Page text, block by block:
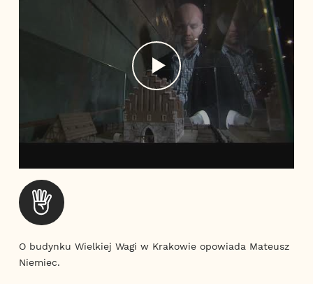
O budynku Wielkiej Wagi w Krakowie opowiada Mateusz
Niemiec.